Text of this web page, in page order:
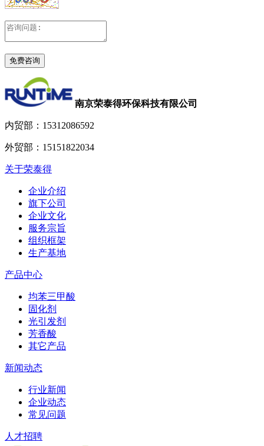
南京荣泰得环保科技有限公司
内贸部： 15312086592
外贸部： 15151822034
关于荣泰得
企业介绍
旗下公司
企业文化
服务宗旨
组织框架
生产基地
产品中心
均苯三甲酸
固化剂
光引发剂
芳香酸
其它产品
新闻动态
行业新闻
企业动态
常见问题
人才招聘